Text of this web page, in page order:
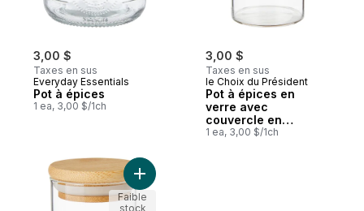
3,00 $
Taxes en sus
Everyday Essentials
Pot à épices
1 ea, 3,00 $/1ch
3,00 $
Taxes en sus
le Choix du Président
Pot à épices en
verre avec
couvercle en
bambou, 65 ml
1 ea, 3,00 $/1ch
Faible
stock